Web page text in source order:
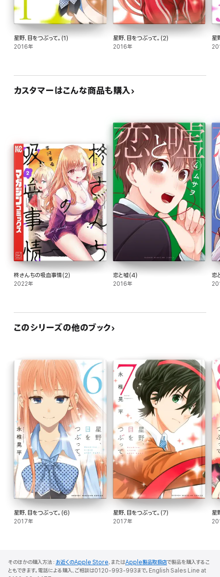
星野、目をつぶって。(1)
2016年
星野、目をつぶって。(2)
2016年
星
カスタマーはこんな商品も購入
柊さんちの吸血事情(2)
2022年
恋と嘘(4)
2016年
恋
このシリーズの他のブック
星野、目をつぶって。(6)
2017年
星野、目をつぶって。(7)
2017年
星
そのほかの購入方法： お近くのApple Store、またはApple製品取扱店で製品を購入するこ
ともできます。電話による購入、ご相談は0120-993-993まで。English Sales Line at